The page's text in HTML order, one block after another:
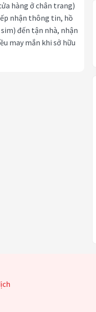
hàng ở chân trang)
nhận thông tin, hồ
đến tận nhà, nhận
may mắn khi sở hữu